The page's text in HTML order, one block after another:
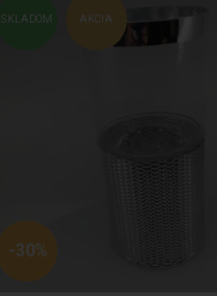
AKCIA
SKLADOM
-30%